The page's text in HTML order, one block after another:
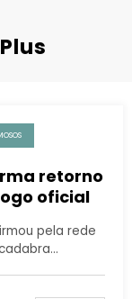
retorno
oficial
pela rede